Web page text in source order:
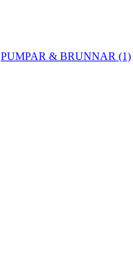
PUMPAR & BRUNNAR (1)